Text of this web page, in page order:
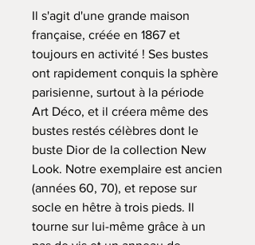
Il s'agit d'une grande maison
française, créée en 1867 et
toujours en activité ! Ses bustes
ont rapidement conquis la sphère
parisienne, surtout à la période
Art Déco, et il créera même des
bustes restés célèbres dont le
buste Dior de la collection New
Look. Notre exemplaire est ancien
(années 60, 70), et repose sur
socle en hêtre à trois pieds. Il
tourne sur lui-même grâce à un